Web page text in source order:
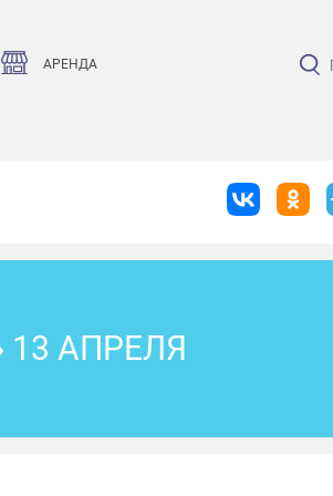
АРЕНДА
АПРЕЛЯ